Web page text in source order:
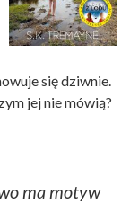
się dziwnie.
jej nie mówią?
ma motyw